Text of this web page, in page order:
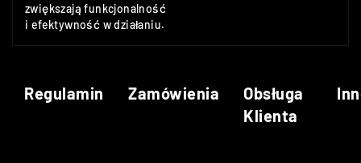
zwiększają funkcjonalność
i efektywność w działaniu.
Regulamin Zamówienia
Obsługa
Klienta